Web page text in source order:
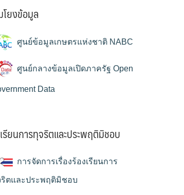
โยงข้อมูล
ศูนย์ข้อมูลเกษตรแห่งชาติ NABC
ศูนย์กลางข้อมูลเปิดภาครัฐ Open
Data
รียนการทุจริตและประพฤติมิชอบ
การจัดการเรื่องร้องเรียนการ
ตและประพฤติมิชอบ